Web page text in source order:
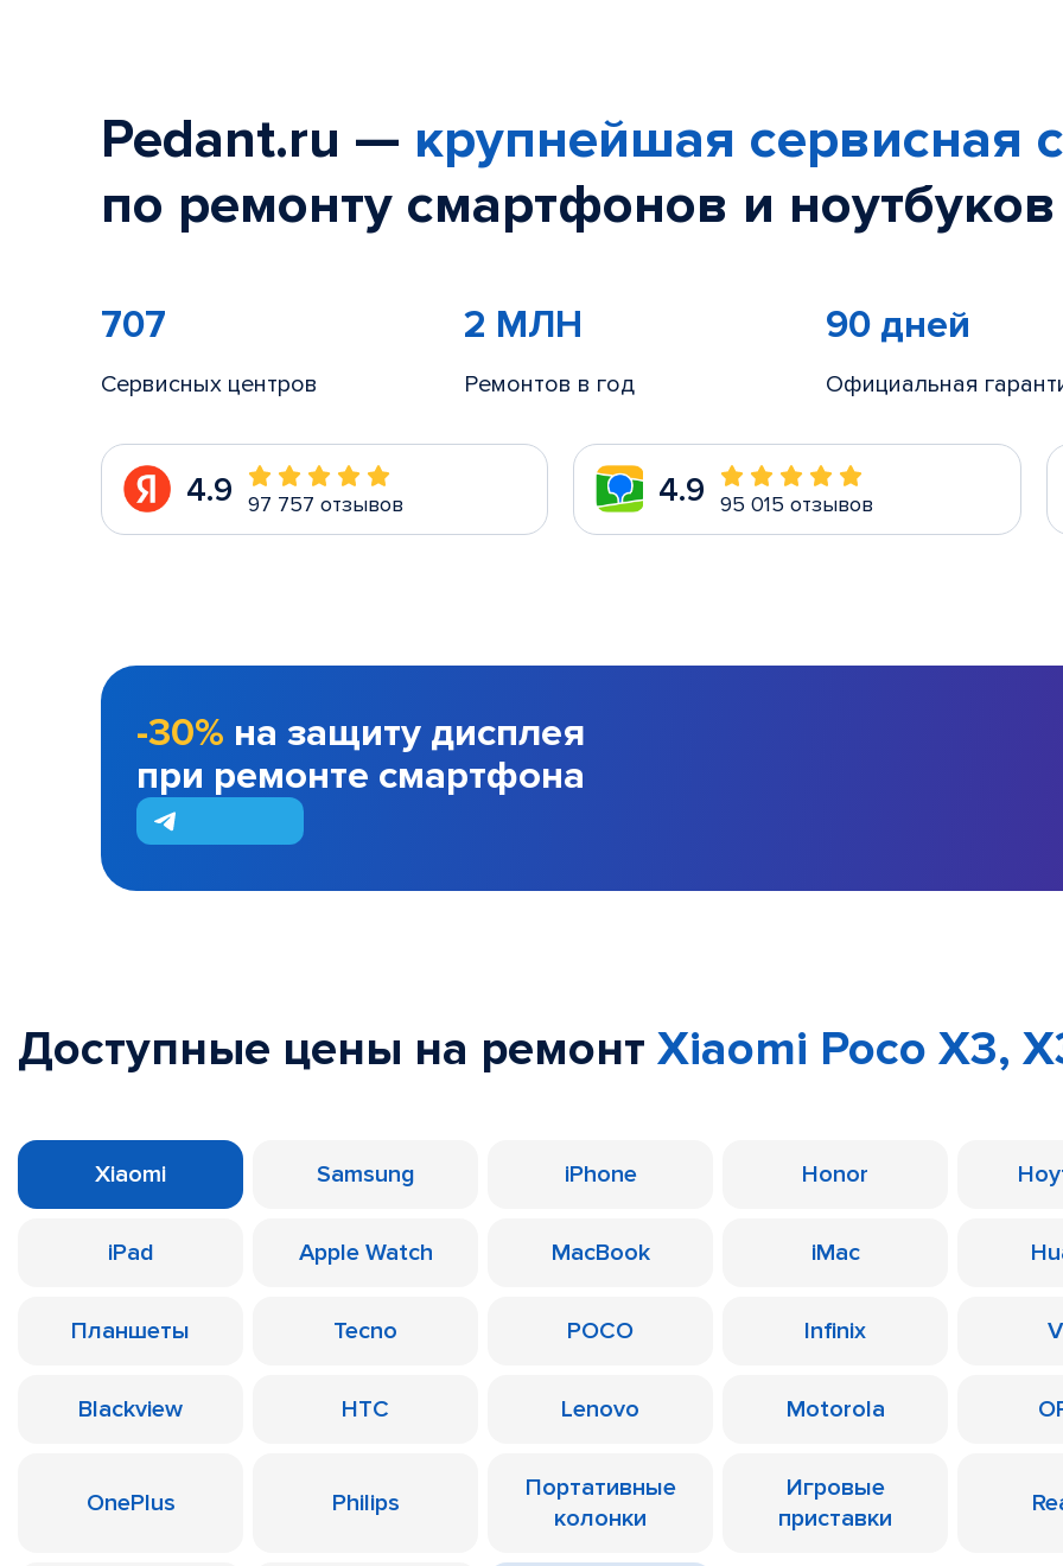
Pedant.ru — крупнейшая сервисная
по ремонту смартфонов и
707
Сервисных центров
2 МЛН
Ремонтов в год
90 дней
Официальная
4.9 97 757 отзывов 4.9 95 015 отзывов
-30% на защиту дисплея
при ремонте смартфона
Доступные цены на ремонт Xiaomi Poco X3,
Xiaomi Samsung iPhone Honor
iPad Apple Watch MacBook iMac
Планшеты Tecno POCO Infinix
Blackview HTC Lenovo Motorola
OnePlus Philips
Портативные
колонки
Игровые
приставки